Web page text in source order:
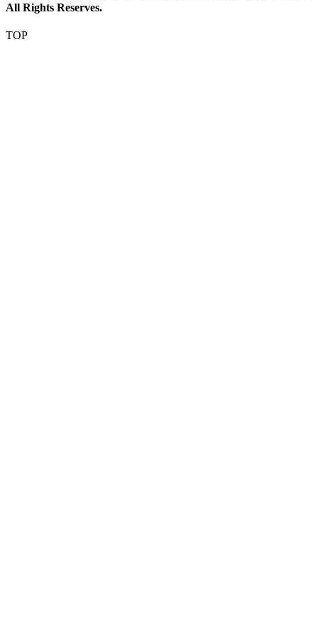
All Rights Reserves.
TOP